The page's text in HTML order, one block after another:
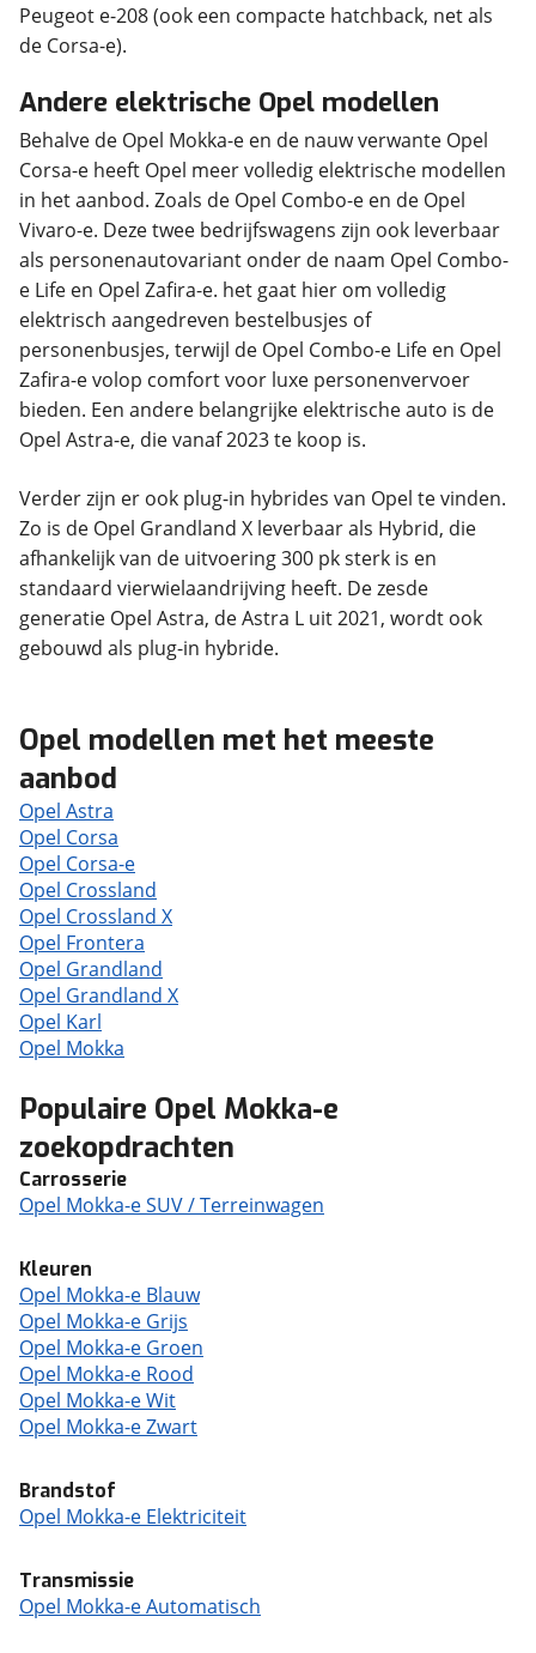
Peugeot e-208 (ook een compacte hatchback, net als
de Corsa-e).
Andere elektrische Opel modellen
Behalve de Opel Mokka-e en de nauw verwante Opel
Corsa-e heeft Opel meer volledig elektrische modellen
in het aanbod. Zoals de Opel Combo-e en de Opel
Vivaro-e. Deze twee bedrijfswagens zijn ook leverbaar
als personenautovariant onder de naam Opel Combo-
e Life en Opel Zafira-e. het gaat hier om volledig
elektrisch aangedreven bestelbusjes of
personenbusjes, terwijl de Opel Combo-e Life en Opel
Zafira-e volop comfort voor luxe personenvervoer
bieden. Een andere belangrijke elektrische auto is de
Opel Astra-e, die vanaf 2023 te koop is.
Verder zijn er ook plug-in hybrides van Opel te vinden.
Zo is de Opel Grandland X leverbaar als Hybrid, die
afhankelijk van de uitvoering 300 pk sterk is en
standaard vierwielaandrijving heeft. De zesde
generatie Opel Astra, de Astra L uit 2021, wordt ook
gebouwd als plug-in hybride.
Opel modellen met het meeste
aanbod
Opel Astra
Opel Corsa
Opel Corsa-e
Opel Crossland
Opel Crossland X
Opel Frontera
Opel Grandland
Opel Grandland X
Opel Karl
Opel Mokka
Populaire Opel Mokka-e
zoekopdrachten
Carrosserie
Opel Mokka-e SUV / Terreinwagen
Kleuren
Opel Mokka-e Blauw
Opel Mokka-e Grijs
Opel Mokka-e Groen
Opel Mokka-e Rood
Opel Mokka-e Wit
Opel Mokka-e Zwart
Brandstof
Opel Mokka-e Elektriciteit
Transmissie
Opel Mokka-e Automatisch